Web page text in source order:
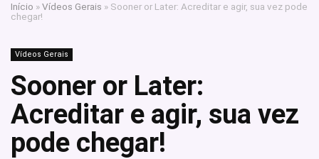
Início »Vídeos Gerais » Sooner or Later: Acreditar e agir, sua vez pode
chegar!
Vídeos Gerais
Sooner or Later:
Acreditar e agir, sua vez
pode chegar!